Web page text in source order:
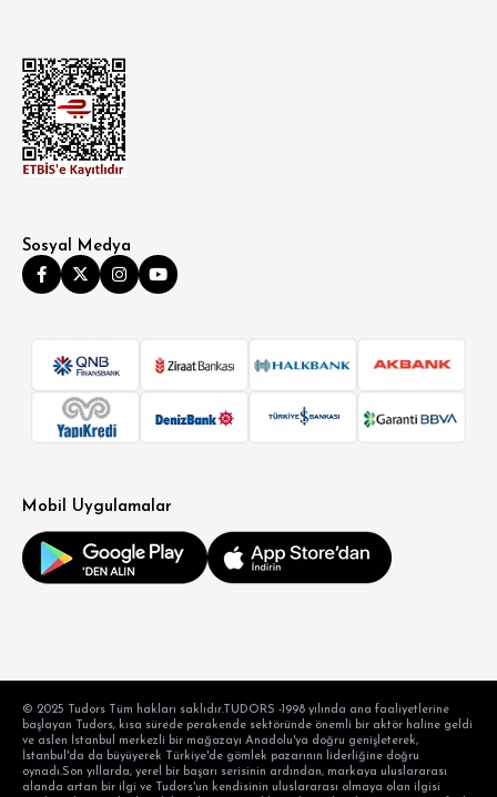
SÜPER SLİM FİT
RELAX FİT
OVERSİZE
Sosyal Medya
Mobil Uygulamalar
© 2025 Tudors Tüm hakları saklıdır.TUDORS -1998 yılında ana faaliyetlerine
başlayan Tudors, kısa sürede perakende sektöründe önemli bir aktör haline geldi
ve aslen İstanbul merkezli bir mağazayı Anadolu'ya doğru genişleterek,
İstanbul'da da büyüyerek Türkiye'de gömlek pazarının liderliğine doğru
oynadı.Son yıllarda, yerel bir başarı serisinin ardından, markaya uluslararası
alanda artan bir ilgi ve Tudors'un kendisinin uluslararası olmaya olan ilgisi